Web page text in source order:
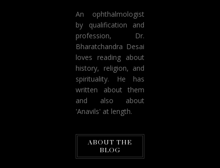
An ophthalmologist
by qualification and
profession, Dr.
Bharatchandra Desai
loves reading about
history, religion, and
spirituality. He has
written about them
and also about
'Anavils' at length.
ABOUT THE
BLOG